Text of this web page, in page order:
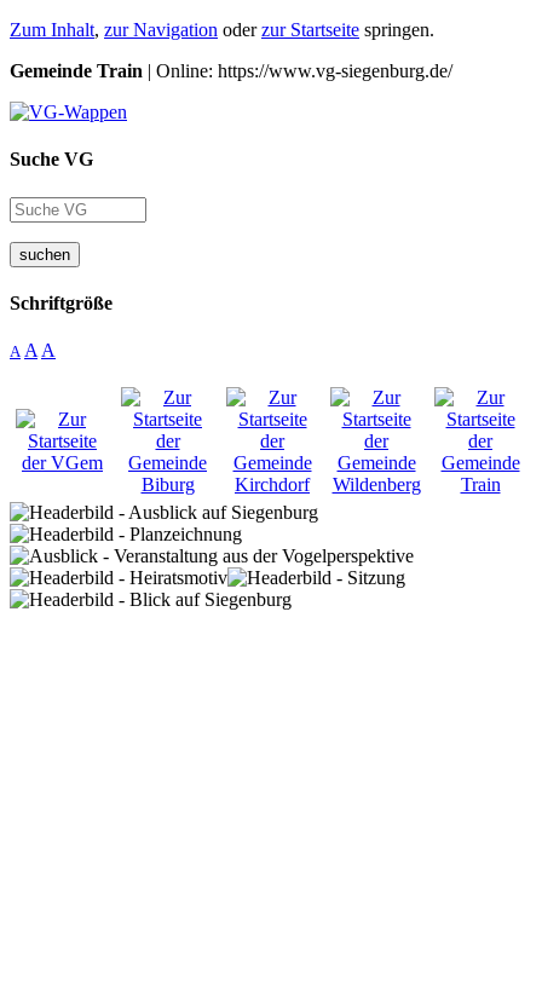
Zum Inhalt, zur Navigation oderzur Startseite springen.
Gemeinde Train | Online: https://www.vg-siegenburg.de/
Suche VG
suchen
Schriftgröße
A A A